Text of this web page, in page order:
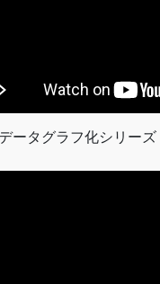
ータグラフ化シリーズ